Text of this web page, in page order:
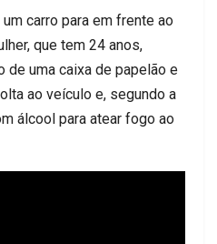
carro para em frente ao
que tem 24 anos,
de uma caixa de papelão e
ao veículo e, segundo a
álcool para atear fogo ao